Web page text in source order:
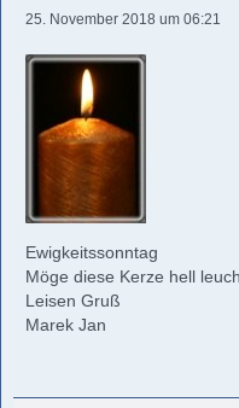
25. November 2018 um 06:21
Ewigkeitssonntag
Möge diese Kerze hell
Leisen Gruß
Marek Jan